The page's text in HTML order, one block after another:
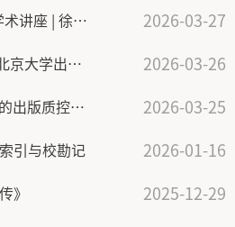
2026年第21场知名学者学术讲座 | 徐炯：从舆情涌动中看传播环境之变 2026-03-27
国内交流项目选拔通知 | 北京大学出版研究院学期交流项目 2026-03-26
学者研讨生成式AI嵌入下的出版质控困境与审校范式重构 2026-03-25
引与校勘记 2026-01-16
》 2025-12-29